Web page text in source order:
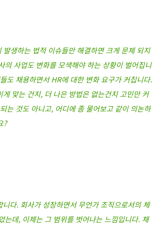
생하는 법적 이슈들만 해결하면 크게 문제 되지
사업도 변화를 모색해야 하는 상황이 벌어집니
도 채용하면서 HR에 대한 변화 요구가 커집니다.
맞는 건지, 더 나은 방법은 없는건지 고민만 커
는 것도 아니고, 어디에 좀 물어보고 같이 의논하
?
다. 회사가 성장하면서 무언가 조직으로서의 체
데, 이제는 그 범위를 벗어나는 느낌입니다. 채